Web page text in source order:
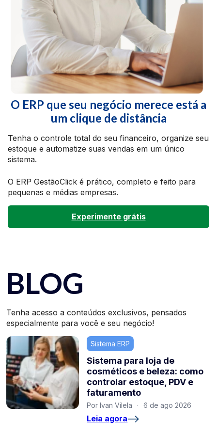
O ERP que seu negócio merece está a
um clique de distância
Tenha o controle total do seu financeiro, organize seu
estoque e automatize suas vendas em um único
sistema.
O ERP GestãoClick é prático, completo e feito para
pequenas e médias empresas.
Experimente grátis
BLOG
Tenha acesso a conteúdos exclusivos, pensados
especialmente para você e seu negócio!
Sistema ERP
Sistema para loja de
cosméticos e beleza: como
controlar estoque, PDV e
faturamento
Por Ivan Vilela · 6 de ago 2026
Leia agora